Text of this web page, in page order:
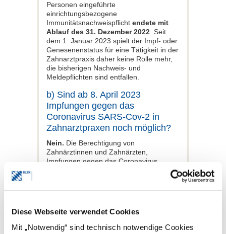
Diese Webseite verwendet Cookies
Mit „Notwendig“ sind technisch notwendige Cookies
Personen eingeführte
einrichtungsbezogene
Immunitätsnachweispflicht endete mit
Ablauf des 31. Dezember 2022 . Seit
dem 1. Januar 2023 spielt der Impf- oder
Genesenenstatus für eine Tätigkeit in der
Zahnarztpraxis daher keine Rolle mehr,
die bisherigen Nachweis- und
Meldepflichten sind entfallen.
b) Sind ab 8. April 2023
Impfungen gegen das
Coronavirus SARS-Cov-2 in
Zahnarztpraxen noch möglich?
Nein. Die Berechtigung von
Zahnärztinnen und Zahnärzten,
Impfungen gegen das Coronavirus
endet mit
Coronavirus-